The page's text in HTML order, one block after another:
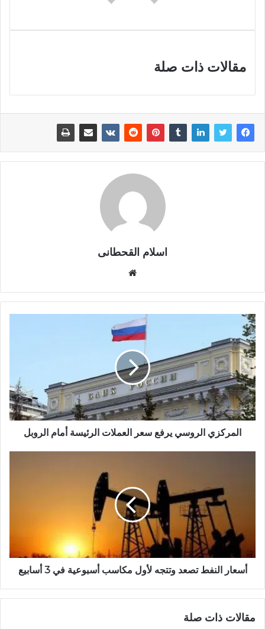
مقالات ذات صلة
اسلام القحطانى
ق
ع
ا
ل
ي
ب
المركزي الروسي يرفع سعر العملات الرئيسة أمام الروبل
أسعار النفط تصعد وتتجه لأول مكاسب أسبوعية في 3 أسابيع
مقالات ذات صلة